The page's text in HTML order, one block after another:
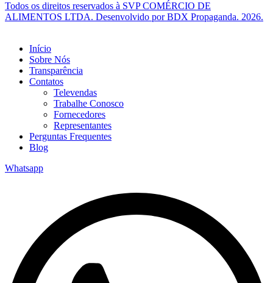
Todos os direitos reservados à SVP COMÉRCIO DE
ALIMENTOS LTDA. Desenvolvido porBDX Propaganda. 2026.
Início
Sobre Nós
Transparência
Contatos
Televendas
Trabalhe Conosco
Fornecedores
Representantes
Perguntas Frequentes
Blog
Whatsapp